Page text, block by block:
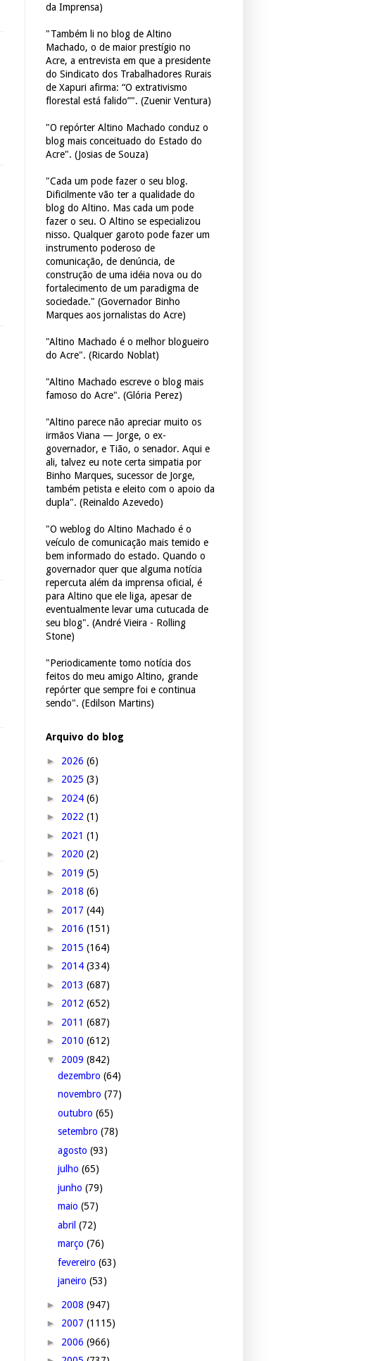
da Imprensa)
"Também li no blog de Altino
Machado, o de maior prestígio no
Acre, a entrevista em que a presidente
do Sindicato dos Trabalhadores Rurais
de Xapuri afirma: “O extrativismo
florestal está falido”". (Zuenir Ventura)
"O repórter Altino Machado conduz o
blog mais conceituado do Estado do
Acre". (Josias de Souza)
"Cada um pode fazer o seu blog.
Dificilmente vão ter a qualidade do
blog do Altino. Mas cada um pode
fazer o seu. O Altino se especializou
nisso. Qualquer garoto pode fazer um
instrumento poderoso de
comunicação, de denúncia, de
construção de uma idéia nova ou do
fortalecimento de um paradigma de
sociedade." (Governador Binho
Marques aos jornalistas do Acre)
"Altino Machado é o melhor blogueiro
do Acre". (Ricardo Noblat)
"Altino Machado escreve o blog mais
famoso do Acre". (Glória Perez)
"Altino parece não apreciar muito os
irmãos Viana — Jorge, o ex-
governador, e Tião, o senador. Aqui e
ali, talvez eu note certa simpatia por
Binho Marques, sucessor de Jorge,
também petista e eleito com o apoio da
dupla". (Reinaldo Azevedo)
"O weblog do Altino Machado é o
veículo de comunicação mais temido e
bem informado do estado. Quando o
governador quer que alguma notícia
repercuta além da imprensa oficial, é
para Altino que ele liga, apesar de
eventualmente levar uma cutucada de
seu blog". (André Vieira - Rolling
Stone)
"Periodicamente tomo notícia dos
feitos do meu amigo Altino, grande
repórter que sempre foi e continua
sendo". (Edilson Martins)
Arquivo do blog
► 2026 (6)
► 2025 (3)
► 2024 (6)
► 2022 (1)
► 2021 (1)
► 2020 (2)
► 2019 (5)
► 2018 (6)
► 2017 (44)
► 2016 (151)
► 2015 (164)
► 2014 (334)
► 2013 (687)
► 2012 (652)
► 2011 (687)
► 2010 (612)
▼ 2009 (842)
dezembro (64)
novembro (77)
outubro (65)
setembro (78)
agosto (93)
julho (65)
junho (79)
maio (57)
abril (72)
março (76)
fevereiro (63)
janeiro (53)
► 2008 (947)
► 2007 (1115)
► 2006 (966)